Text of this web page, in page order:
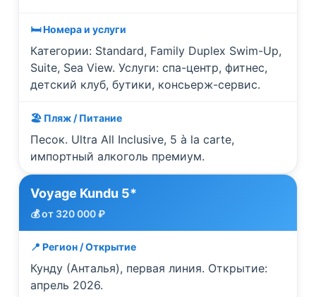
🛏️ Номера и услуги
Категории: Standard, Family Duplex Swim-Up,
Suite, Sea View. Услуги: спа-центр, фитнес,
детский клуб, бутики, консьерж-сервис.
🏖️ Пляж / Питание
Песок. Ultra All Inclusive, 5 à la carte,
импортный алкоголь премиум.
Voyage Kundu 5*
💰 от 320 000 ₽
📍 Регион / Открытие
Кунду (Анталья), первая линия. Открытие:
апрель 2026.